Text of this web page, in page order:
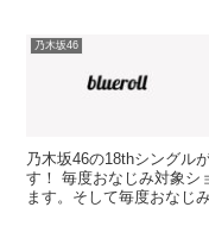
乃木坂46
乃木坂46の18thシングル
す！ 毎度おなじみ対象シ
ます。そして毎度おなじ